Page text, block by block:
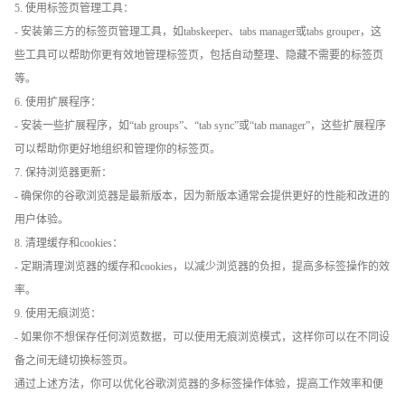
5. 使用标签页管理工具：
- 安装第三方的标签页管理工具，如tabskeeper、tabs manager或tabs grouper，这
些工具可以帮助你更有效地管理标签页，包括自动整理、隐藏不需要的标签页
等。
6. 使用扩展程序：
- 安装一些扩展程序，如“tab groups”、“tab sync”或“tab manager”，这些扩展程序
可以帮助你更好地组织和管理你的标签页。
7. 保持浏览器更新：
- 确保你的谷歌浏览器是最新版本，因为新版本通常会提供更好的性能和改进的
用户体验。
8. 清理缓存和cookies：
- 定期清理浏览器的缓存和cookies，以减少浏览器的负担，提高多标签操作的效
率。
9. 使用无痕浏览：
- 如果你不想保存任何浏览数据，可以使用无痕浏览模式，这样你可以在不同设
备之间无缝切换标签页。
通过上述方法，你可以优化谷歌浏览器的多标签操作体验，提高工作效率和便